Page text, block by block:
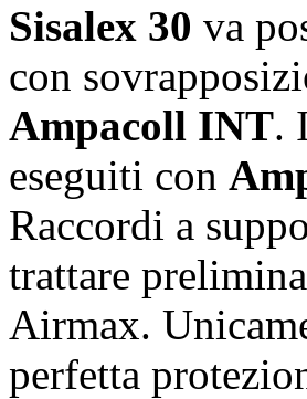
Sisalex 30 va
con
Ampacoll INT.
eseguiti con
Raccordi a
trattare
Airmax.
perfetta